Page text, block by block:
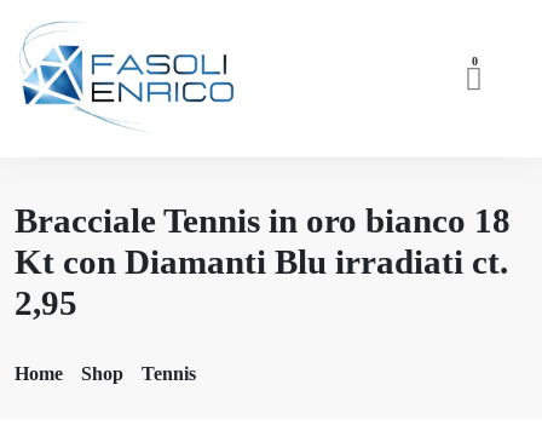
0
Bracciale Tennis in oro bianco 18
Kt con Diamanti Blu irradiati ct.
2,95
Home Shop Tennis